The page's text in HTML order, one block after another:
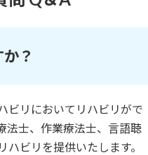
？
ビリにおいてリハビリがで
法士、作業療法士、言語聴
ビリを提供いたします。